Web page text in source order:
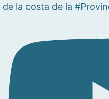
de la costa de la